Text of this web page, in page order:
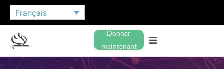
Français
Donner
maintenant